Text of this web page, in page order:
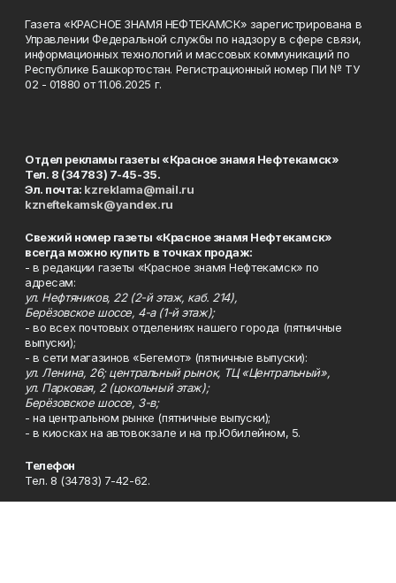
Газета «КРАСНОЕ ЗНАМЯ НЕФТЕКАМСК» зарегистрирована в
Управлении Федеральной службы по надзору в сфере связи,
информационных технологий и массовых коммуникаций по
Республике Башкортостан. Регистрационный номер ПИ № ТУ
02 - 01880 от 11.06.2025 г.
Отдел рекламы газеты «Красное знамя Нефтекамск»
Тел. 8 (34783) 7-45-35.
Эл. почта: kzreklama@mail.ru
kzneftekamsk@yandex.ru
Свежий номер газеты «Красное знамя Нефтекамск»
всегда можно купить в точках продаж:
- в редакции газеты «Красное знамя Нефтекамск» по
адресам:
ул. Нефтяников, 22 (2-й этаж, каб. 214),
Берёзовское шоссе, 4-а (1-й этаж);
- во всех почтовых отделениях нашего города (пятничные
выпуски);
- в сети магазинов «Бегемот» (пятничные выпуски):
ул. Ленина, 26; центральный рынок, ТЦ «Центральный»,
ул. Парковая, 2 (цокольный этаж);
Берёзовское шоссе, 3-в;
- на центральном рынке (пятничные выпуски);
- в киосках на автовокзале и на пр.Юбилейном, 5.
Телефон
Тел. 8 (34783) 7-42-62.
Эл. почта